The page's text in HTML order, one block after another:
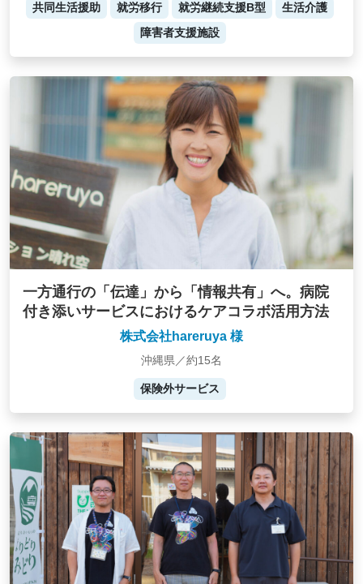
共同生活援助 就労移行 就労継続支援B型
生活介護
障害者支援施設
一方通行の「伝達」から「情報共有」へ。病院
付き添いサービスにおけるケアコラボ活用方法
株式会社hareruya 様
沖縄県／約15名
保険外サービス